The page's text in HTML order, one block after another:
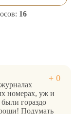
16
номерах, уж и
гораздо
Подумать